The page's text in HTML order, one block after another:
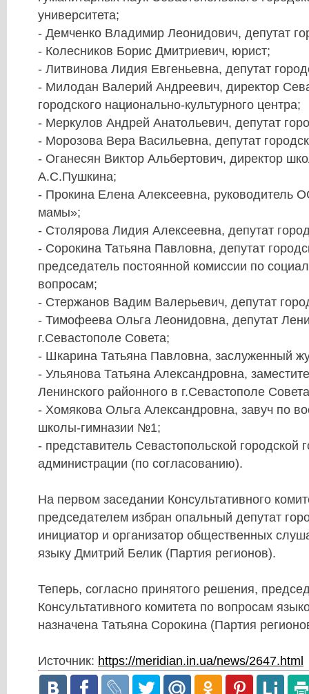
университета;
- Демченко Владимир Леонидович, депутат
- Колесников Борис Дмитриевич, юрист;
- Литвинова Лидия Евгеньевна, депутат
- Милодан Валерий Андреевич, директор
городского национально-культурного центра;
- Меркулов Андрей Анатольевич, депутат
- Морозова Вера Васильевна, депутат
- Оганесян Виктор Альбертович, директор
А.С.Пушкина;
- Прокина Елена Алексеевна, руководитель
мамы»;
- Столярова Лидия Алексеевна, депутат
- Сорокина Татьяна Павловна, депутат
председатель постоянной комиссии по
вопросам;
- Стержанов Вадим Валерьевич, депутат
- Тимофеева Ольга Леонидовна, депутат
г.Севастополе Совета;
- Шкарина Татьяна Павловна, заслуженный
- Ульянова Татьяна Александровна,
Ленинского районного в г.Севастополе
- Хомякова Ольга Александровна, завуч по
школы-гимназии №1;
- представитель Севастопольской городской
администрации (по согласованию).
На первом заседании Консультативного
председателем избран опальный депутат
инициатор и организатор общественных
языку Дмитрий Белик (Партия регионов).
Теперь, согласно принятого решения,
Консультативного комитета по вопросам
назначена Татьяна Сорокина (Партия
Источник: https://meridian.in.ua/news/2647.html